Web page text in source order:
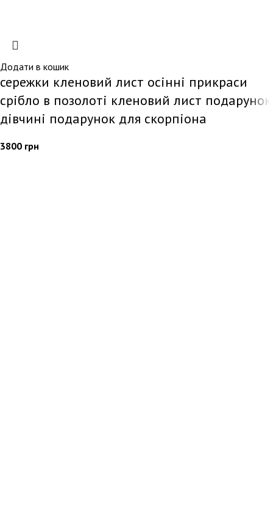
Додати в кошик
сережки кленовий лист осінні прикраси
срібло в позолоті кленовий лист подарунок
дівчині подарунок для скорпіона
3800 грн